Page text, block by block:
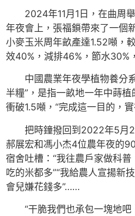
2024年11月1日，在曲周
年夜會上，張福鎖帶來了一
小麥玉米周年畝產達1.52噸，
效40%，減排46%，節水30%
中國農業年夜學植物養分
半糧”，是指一畝地一年中蒔
衝破1.5噸，“完成這一目的，實
把時鐘撥回到2022年5月
郝展宏和馮小杰4位農年夜的
宿舍吐槽：“我往農戶家做科
吃的米都多”“我給農人宣揚新
會兒嫌花錢多”……
“干脆我們也承包一塊地